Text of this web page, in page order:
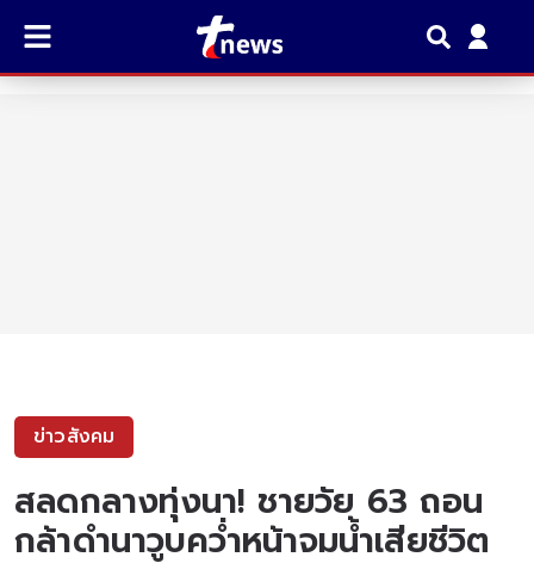
ข่าวสังคม
สลดกลางทุ่งนา! ชายวัย 63 ถอน
กล้าดำนาวูบคว่ำหน้าจมน้ำเสียชีวิต